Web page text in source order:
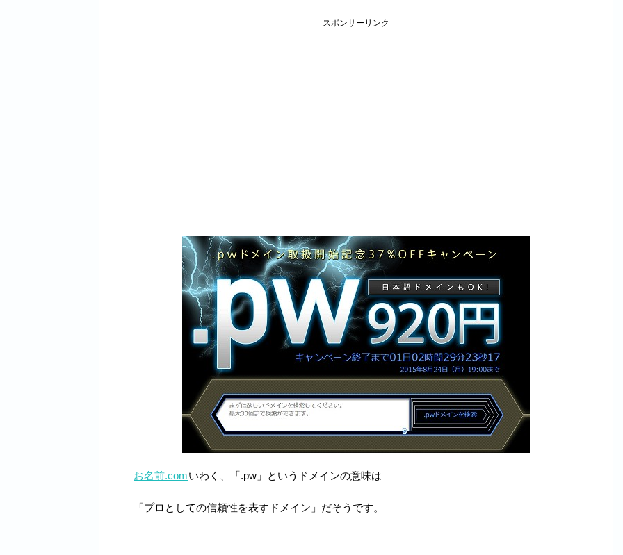
スポンサーリンク
お名前.comいわく、「.pw」というドメインの意味は
「プロとしての信頼性を表すドメイン」 だそうです。